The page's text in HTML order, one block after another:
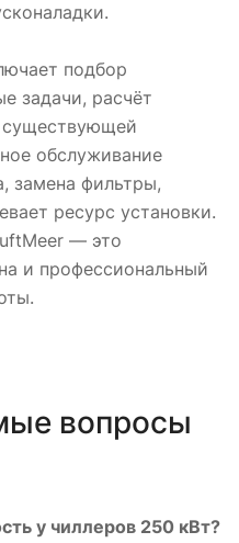
подбор
задачи, расчёт
существующей
обслуживание
замена фильтры,
ресурс установки.
— это
и профессиональный
вопросы
у чиллеров 250 кВт?